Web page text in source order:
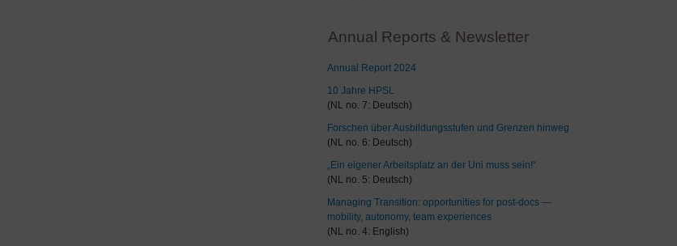
Annual Reports & Newsletter
Annual Report 2024
10 Jahre HPSL
(NL no. 7: Deutsch)
Forschen über Ausbildungsstufen und Grenzen hinweg
(NL no. 6: Deutsch)
„Ein eigener Arbeitsplatz an der Uni muss sein!“
(NL no. 5: Deutsch)
Managing Transition: opportunities for post-docs —
mobility, autonomy, team experiences
(NL no. 4: English)